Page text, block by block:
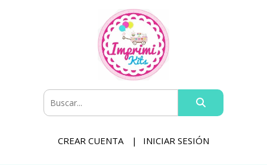
CREAR CUENTA INICIAR SESIÓN